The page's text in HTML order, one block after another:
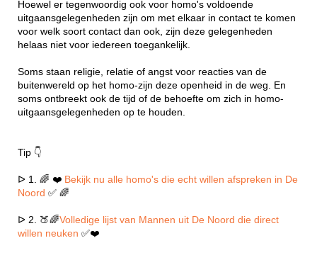
Hoewel er tegenwoordig ook voor homo's voldoende
uitgaansgelegenheden zijn om met elkaar in contact te komen
voor welk soort contact dan ook, zijn deze gelegenheden
helaas niet voor iedereen toegankelijk.
Soms staan religie, relatie of angst voor reacties van de
buitenwereld op het homo-zijn deze openheid in de weg. En
soms ontbreekt ook de tijd of de behoefte om zich in homo-
uitgaansgelegenheden op te houden.
Tip 👇
ᐅ 1. 🌈 ❤️ Bekijk nu alle homo's die echt willen afspreken in De
Noord ✅ 🌈
ᐅ 2. 🍑🌈Volledige lijst van Mannen uit De Noord die direct
willen neuken ✅❤️